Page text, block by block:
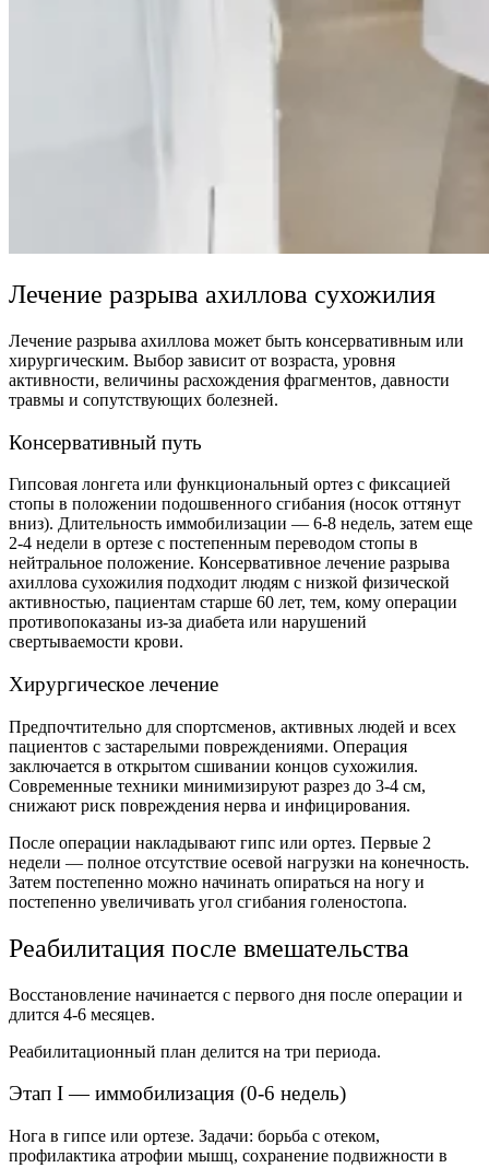
Лечение разрыва ахиллова сухожилия
Лечение разрыва ахиллова может быть консервативным или
хирургическим. Выбор зависит от возраста, уровня
активности, величины расхождения фрагментов, давности
травмы и сопутствующих болезней.
Консервативный путь
Гипсовая лонгета или функциональный ортез с фиксацией
стопы в положении подошвенного сгибания (носок оттянут
вниз). Длительность иммобилизации — 6-8 недель, затем еще
2-4 недели в ортезе с постепенным переводом стопы в
нейтральное положение. Консервативное лечение разрыва
ахиллова сухожилия подходит людям с низкой физической
активностью, пациентам старше 60 лет, тем, кому операции
противопоказаны из-за диабета или нарушений
свертываемости крови.
Хирургическое лечение
Предпочтительно для спортсменов, активных людей и всех
пациентов с застарелыми повреждениями. Операция
заключается в открытом сшивании концов сухожилия.
Современные техники минимизируют разрез до 3-4 см,
снижают риск повреждения нерва и инфицирования.
После операции накладывают гипс или ортез. Первые 2
недели — полное отсутствие осевой нагрузки на конечность.
Затем постепенно можно начинать опираться на ногу и
постепенно увеличивать угол сгибания голеностопа.
Реабилитация после вмешательства
Восстановление начинается с первого дня после операции и
длится 4-6 месяцев.
Реабилитационный план делится на три периода.
Этап I — иммобилизация (0-6 недель)
Нога в гипсе или ортезе. Задачи: борьба с отеком,
профилактика атрофии мышц, сохранение подвижности в